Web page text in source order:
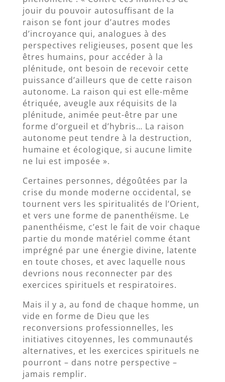
jouir du pouvoir autosuffisant de la
raison se font jour d’autres modes
d’incroyance qui, analogues à des
perspectives religieuses, posent que les
êtres humains, pour accéder à la
plénitude, ont besoin de recevoir cette
puissance d’ailleurs que de cette raison
autonome. La raison qui est elle-même
étriquée, aveugle aux réquisits de la
plénitude, animée peut-être par une
forme d’orgueil et d’hybris… La raison
autonome peut tendre à la destruction,
humaine et écologique, si aucune limite
ne lui est imposée ».
Certaines personnes, dégoûtées par la
crise du monde moderne occidental, se
tournent vers les spiritualités de l’Orient,
et vers une forme de panenthéïsme. Le
panenthéisme, c’est le fait de voir chaque
partie du monde matériel comme étant
imprégné par une énergie divine, latente
en toute choses, et avec laquelle nous
devrions nous reconnecter par des
exercices spirituels et respiratoires.
Mais il y a, au fond de chaque homme, un
vide en forme de Dieu que les
reconversions professionnelles, les
initiatives citoyennes, les communautés
alternatives, et les exercices spirituels ne
pourront – dans notre perspective –
jamais remplir.